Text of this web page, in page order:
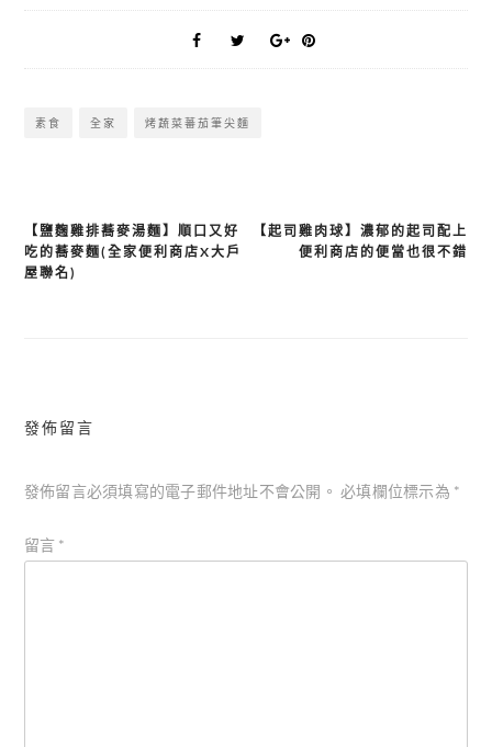
素食 全家 烤蔬菜蕃茄筆尖麵
文
章
【鹽麴雞排蕎麥湯麵】順口又好
吃的蕎麥麵(全家便利商店X大戶
屋聯名)
【起司雞肉球】濃郁的起司配上
便利商店的便當也很不錯
發佈留言
發佈留言必須填寫的電子郵件地址不會公開。 必填欄位標示為 *
留言 *